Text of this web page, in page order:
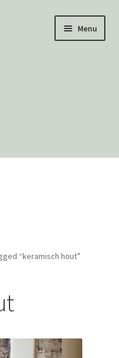
Menu
“keramisch hout”